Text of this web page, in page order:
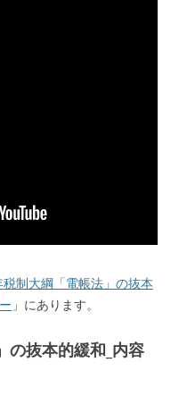
税制大綱「電帳法」の抜本
」にあります。
の抜本的緩和_内容